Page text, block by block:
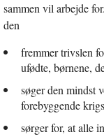
sammen vil arbejde
den
fremmer trivslen
ufødte, børnene,
søger den mindst
forebyggende
sørger for, at alle